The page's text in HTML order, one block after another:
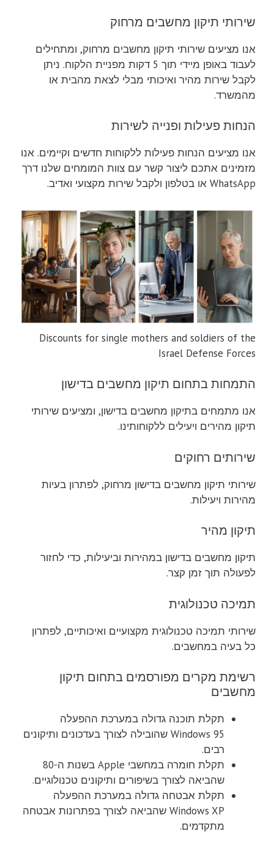
שירותי תיקון מחשבים מרחוק
אנו מציעים שירותי תיקון מחשבים מרחוק, ומתחילים
לעבוד באופן מיידי תוך 5 דקות מפניית הלקוח. ניתן
לקבל שירות מהיר ואיכותי מבלי לצאת מהבית או
מהמשרד.
הנחות פעילות ופנייה לשירות
אנו מציעים הנחות פעילות ללקוחות חדשים וקיימים. אנו
מזמינים אתכם ליצור קשר עם צוות המומחים שלנו דרך
WhatsApp או בטלפון ולקבל שירות מקצועי ואדיב.
Discounts for single mothers and soldiers of the
Israel Defense Forces
התמחות בתחום תיקון מחשבים בדישון
אנו מתמחים בתיקון מחשבים בדישון, ומציעים שירותי
תיקון מהירים ויעילים ללקוחותינו.
שירותים רחוקים
שירותי תיקון מחשבים בדישון מרחוק, לפתרון בעיות
מהירות ויעילות.
תיקון מהיר
תיקון מחשבים בדישון במהירות וביעילות, כדי לחזור
לפעולה תוך זמן קצר.
תמיכה טכנולוגית
שירותי תמיכה טכנולוגית מקצועיים ואיכותיים, לפתרון
כל בעיה במחשבים.
רשימת מקרים מפורסמים בתחום תיקון
מחשבים
תקלת תוכנה גדולה במערכת ההפעלה
Windows 95 שהובילה לצורך בעדכונים ותיקונים
רבים.
תקלת חומרה במחשבי Apple בשנות ה-80
שהביאה לצורך בשיפורים ותיקונים טכנולוגיים.
תקלת אבטחה גדולה במערכת ההפעלה
Windows XP שהביאה לצורך בפתרונות אבטחה
מתקדמים.